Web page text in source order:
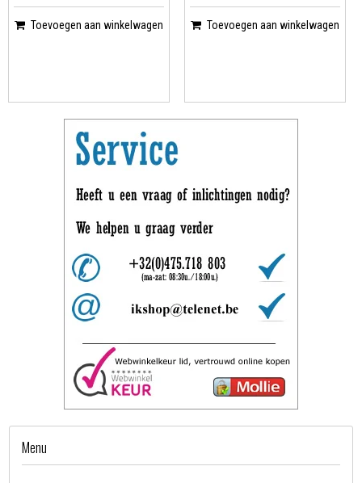
Toevoegen aan winkelwagen Toevoegen aan winkelwagen
Menu